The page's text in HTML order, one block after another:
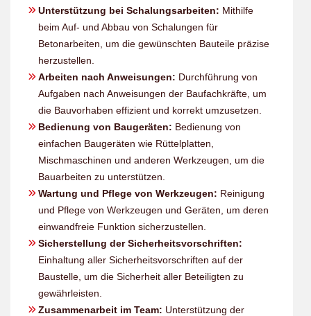
Unterstützung bei Schalungsarbeiten: Mithilfe
beim Auf- und Abbau von Schalungen für
Betonarbeiten, um die gewünschten Bauteile präzise
herzustellen.
Arbeiten nach Anweisungen: Durchführung von
Aufgaben nach Anweisungen der Baufachkräfte, um
die Bauvorhaben effizient und korrekt umzusetzen.
Bedienung von Baugeräten: Bedienung von
einfachen Baugeräten wie Rüttelplatten,
Mischmaschinen und anderen Werkzeugen, um die
Bauarbeiten zu unterstützen.
Wartung und Pflege von Werkzeugen: Reinigung
und Pflege von Werkzeugen und Geräten, um deren
einwandfreie Funktion sicherzustellen.
Sicherstellung der Sicherheitsvorschriften:
Einhaltung aller Sicherheitsvorschriften auf der
Baustelle, um die Sicherheit aller Beteiligten zu
gewährleisten.
Zusammenarbeit im Team: Unterstützung der